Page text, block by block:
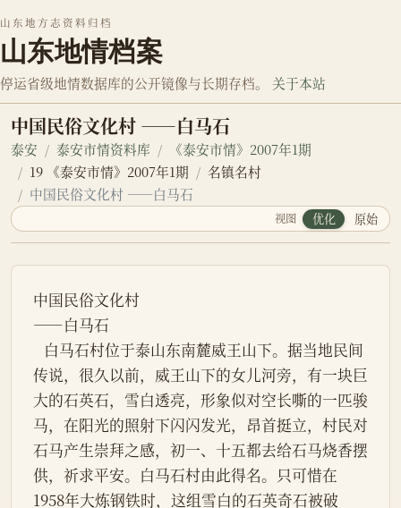
山东地方志资料归档
山东地情档案
停运省级地情数据库的公开镜像与长期存档。 关于本站
中国民俗文化村 ——白马石
泰安 泰安市情资料库
《泰安市情》2007年1期
19 《泰安市情》2007年1期
名镇名村
中国民俗文化村 ——白马石
视图 优化 原始
中国民俗文化村
——白马石
传说，很久以前，威王山下的女儿河旁，有一块巨
大的石英石，雪白透亮，形象似对空长嘶的一匹骏
马，在阳光的照射下闪闪发光，昂首挺立，村民对
石马产生崇拜之感，初一、十五都去给石马烧香摆
供，祈求平安。白马石村由此得名。只可惜在
1958年大炼钢铁时，这组雪白的石英奇石被破